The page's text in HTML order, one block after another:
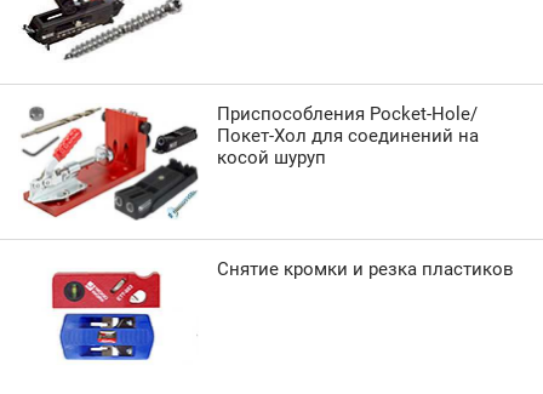
Приспособления Pocket-Hole/
Покет-Хол для соединений на
косой шуруп
Снятие кромки и резка пластиков